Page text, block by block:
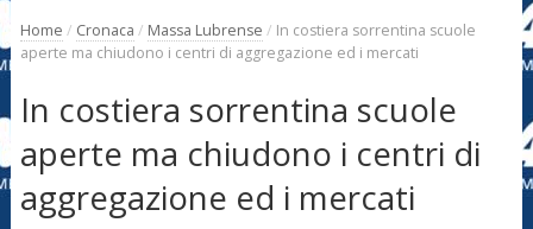
Home / Cronaca / Massa Lubrense / In costiera sorrentina scuole
aperte ma chiudono i centri di aggregazione ed i mercati
In costiera sorrentina scuole
aperte ma chiudono i centri di
aggregazione ed i mercati